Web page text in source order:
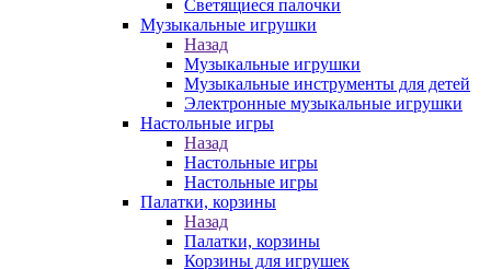
Светящиеся палочки
Музыкальные игрушки
Назад
Музыкальные игрушки
Музыкальные инструменты для детей
Электронные музыкальные игрушки
Настольные игры
Назад
Настольные игры
Настольные игры
Палатки, корзины
Назад
Палатки, корзины
Корзины для игрушек